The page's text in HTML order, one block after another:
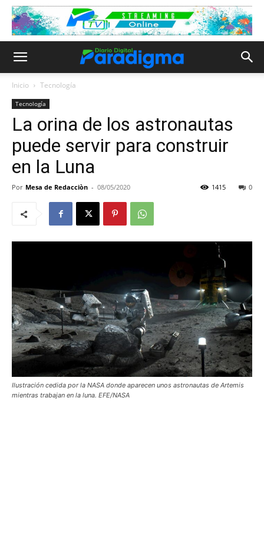
Inicio Tecnología
Tecnología
La orina de los astronautas
puede servir para construir
en la Luna
Por Mesa de Redacciòn - 08/05/2020 0
1415
Ilustración cedida por la NASA donde aparecen unos astronautas de Artemis
mientras trabajan en la luna. EFE/NASA